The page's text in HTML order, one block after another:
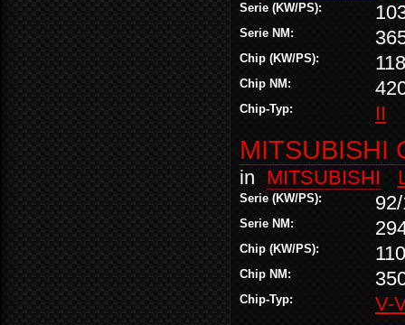
Serie (KW/PS):
Serie NM:
Chip (KW/PS):
Chip NM:
Chip-Typ: II
MITSUBISHI
in MITSUBISHI
Serie (KW/PS):
Serie NM:
Chip (KW/PS):
Chip NM:
Chip-Typ: V-